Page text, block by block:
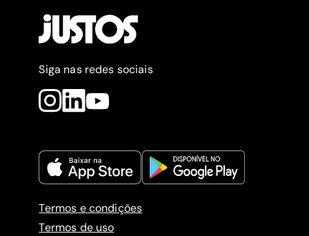
Siga nas redes sociais
Termos e condições
Termos de uso